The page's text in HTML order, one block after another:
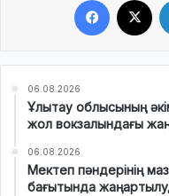
06.08.2026
Ұлытау облысының
жол вокзалындағы
06.08.2026
Мектеп пәндерінің
бағытында